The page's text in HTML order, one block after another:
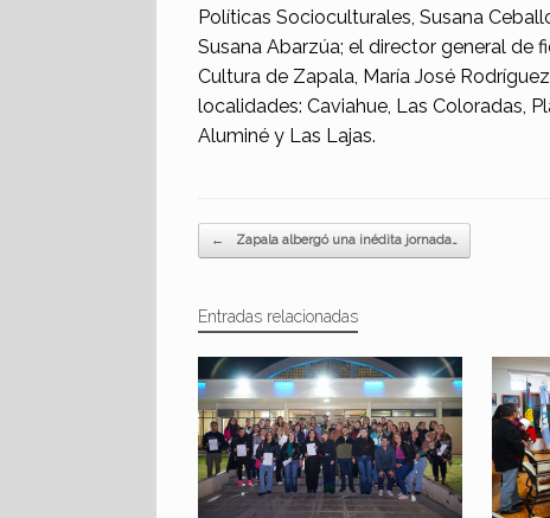
Políticas Socioculturales, Susana
Susana Abarzúa; el director general de
Cultura de Zapala, María José
localidades: Caviahue, Las Coloradas,
Aluminé y Las Lajas.
Navegador de artículos
← Zapala albergó una inédita jornada…
Entradas relacionadas